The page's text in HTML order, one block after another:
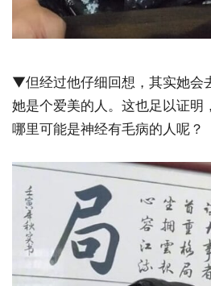
▼但经过他仔细回想，其实她会
她是个爱美的人。这也足以证明
哪里可能是神经有毛病的人呢？